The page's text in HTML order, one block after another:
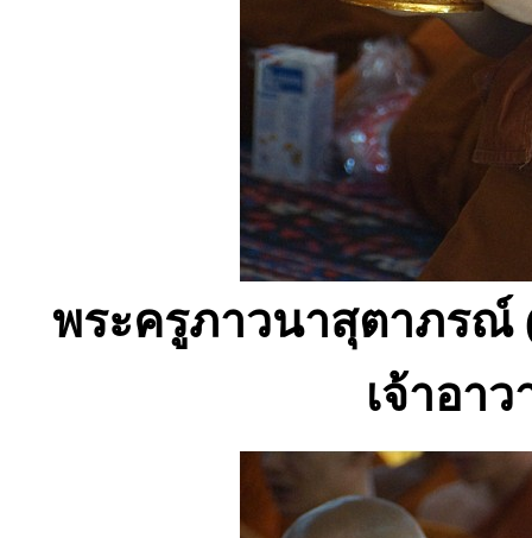
พระครูภาวนาสุตาภรณ์
เจ้าอา